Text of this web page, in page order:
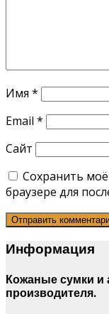
Имя *
Email *
Сайт
Сохранить
браузере для
Информация
Кожаные сумки и
производителя.